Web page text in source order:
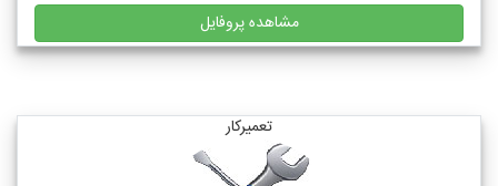
مشاهده پروفایل
تعمیرکار